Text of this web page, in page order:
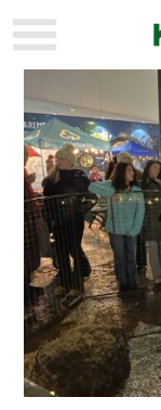
KAUPUNKI
AJANKOHTAISTA
URHEILU
KULTTUURI
HISTORIA
YLEINEN
MAINOSTAJILLE